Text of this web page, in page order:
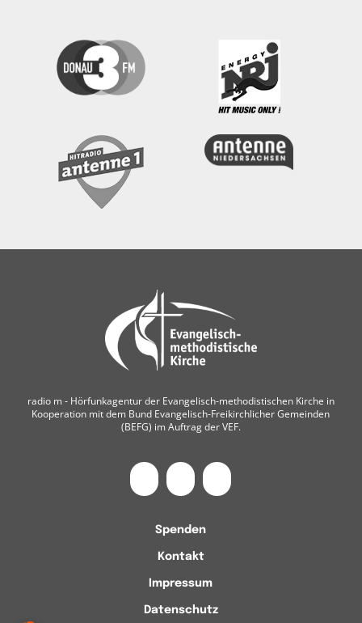
radio m ‐ Hörfunkagentur der Evangelisch-methodistischen Kirche in
Kooperation mit dem Bund Evangelisch-Freikirchlicher Gemeinden
(BEFG) im Auftrag der VEF.
Spenden
Kontakt
Impressum
Datenschutz